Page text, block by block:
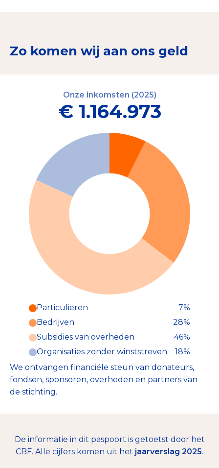
Zo komen wij aan ons geld
Onze inkomsten (2025)
€ 1.164.973
Particulieren (7%)
Deze inkomsten zijn als volgt
onderverdeeld:
Particulieren
7%
Bedrijven
28%
Subsidies van overheden
46%
Organisaties zonder winststreven
18%
We ontvangen financiële steun van donateurs,
fondsen, sponsoren, overheden en partners van
de stichting.
De informatie in dit paspoort is getoetst door het
CBF. Alle cijfers komen uit het jaarverslag 2025.